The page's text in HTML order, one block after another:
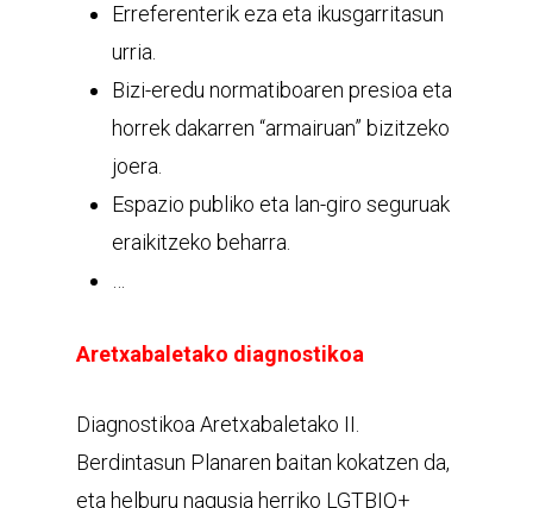
Erreferenterik eza eta ikusgarritasun
urria.
Bizi-eredu normatiboaren presioa eta
horrek dakarren “armairuan” bizitzeko
joera.
Espazio publiko eta lan-giro seguruak
eraikitzeko beharra.
Aretxabaletako diagnostikoa
Diagnostikoa Aretxabaletako II.
Berdintasun Planaren baitan kokatzen da,
eta helburu nagusia herriko LGTBIQ+